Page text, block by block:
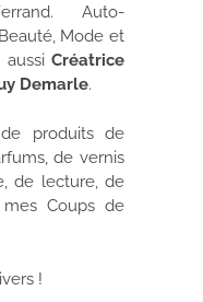
Auto-
Mode et
aussi Créatrice
Demarle.
produits de
de vernis
de lecture, de
mes Coups de
!